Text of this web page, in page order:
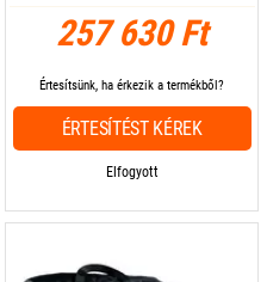
257 630 Ft
Elfogyott
Értesítsünk, ha érkezik a termékből?
ÉRTESÍTÉST KÉREK